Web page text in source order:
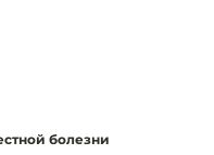
болезни